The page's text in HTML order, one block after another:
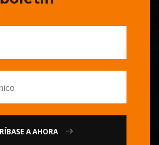
SUSCRÍBASE A AHORA